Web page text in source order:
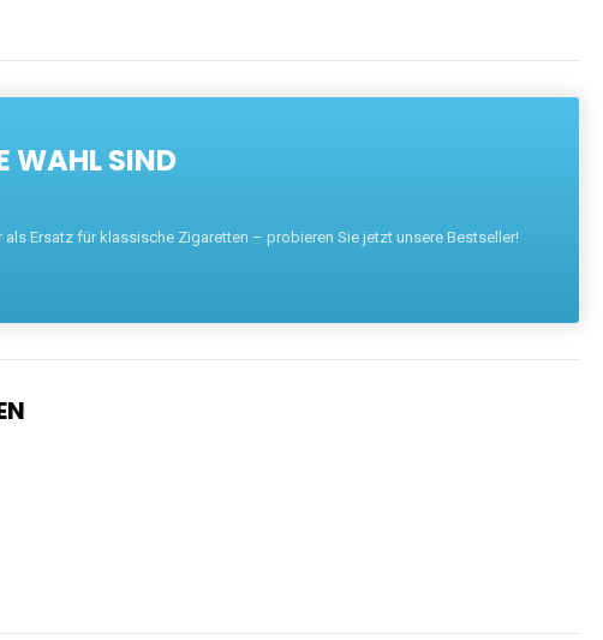
WAHL SIND
Ersatz für klassische Zigaretten – probieren Sie jetzt unsere Bestseller!